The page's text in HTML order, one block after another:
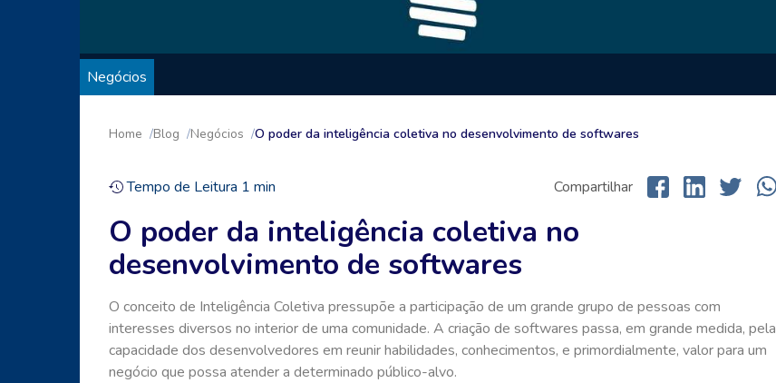
Negócios
Home Blog Negócios O poder da inteligência coletiva no desenvolvimento de softwares
Tempo de Leitura 1 min Compartilhar
O poder da inteligência coletiva no
desenvolvimento de softwares
O conceito de Inteligência Coletiva pressupõe a participação de um grande grupo de pessoas com
interesses diversos no interior de uma comunidade. A criação de softwares passa, em grande medida, pela
capacidade dos desenvolvedores em reunir habilidades, conhecimentos, e primordialmente, valor para um
negócio que possa atender a determinado público-alvo.